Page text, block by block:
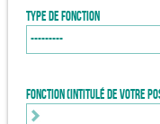
Type de fonction
Fonction (intitulé de votre